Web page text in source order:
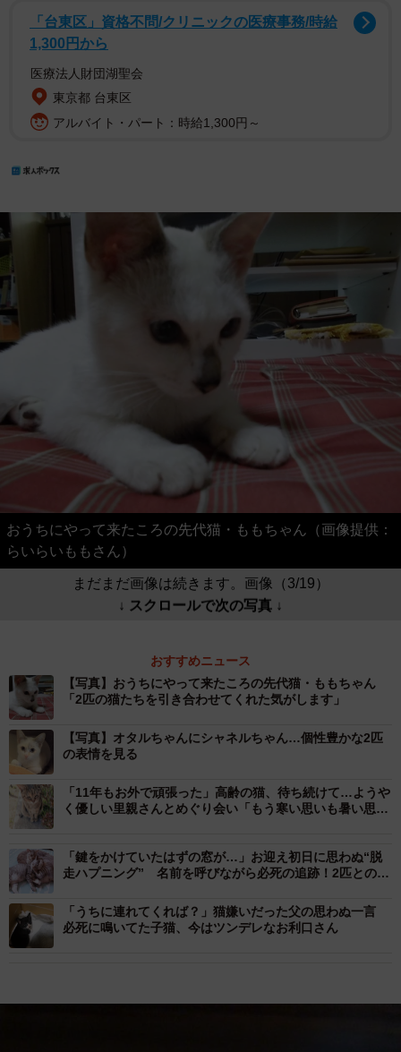
「台東区」資格不問/クリニックの医療事務/時給
1,300円から
医療法人財団湖聖会
東京都 台東区
アルバイト・パート：時給1,300円～
おうちにやって来たころの先代猫・ももちゃん（画像提供：
らいらいももさん）
まだまだ画像は続きます。画像（3/19）
↓ スクロールで次の写真 ↓
おすすめニュース
【写真】おうちにやって来たころの先代猫・ももちゃん
「2匹の猫たちを引き合わせてくれた気がします」
【写真】オタルちゃんにシャネルちゃん…個性豊かな2匹
の表情を見る
「11年もお外で頑張った」高齢の猫、待ち続けて…ようや
く優しい里親さんとめぐり会い「もう寒い思いも暑い思い
「鍵をかけていたはずの窓が…」お迎え初日に思わぬ“脱
走ハプニング” 名前を呼びながら必死の追跡！2匹との再
「うちに連れてくれば？」猫嫌いだった父の思わぬ一言
必死に鳴いてた子猫、今はツンデレなお利口さん